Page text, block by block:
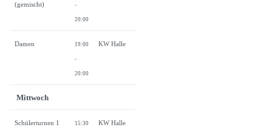
(gemischt) -
20:00
Damen 19:00
-
20:00
KW Halle
Mittwoch
Schülerturnen 1 15:30 KW Halle